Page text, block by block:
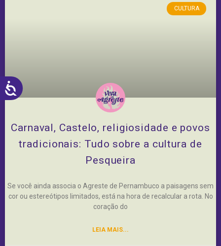
ACESSIBILIDADE
CULTURA
Carnaval, Castelo, religiosidade e povos
tradicionais: Tudo sobre a cultura de
Pesqueira
Se você ainda associa o Agreste de Pernambuco a paisagens sem
cor ou estereótipos limitados, está na hora de recalcular a rota. No
coração do
LEIA MAIS...